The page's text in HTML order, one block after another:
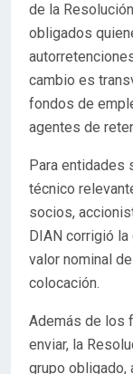
de la
obligados
cambio es
fondos de
agentes de
Para entidades
técnico
socios,
DIAN corrigió
valor nominal
colocación.
Además de los
enviar, la
grupo obligado,